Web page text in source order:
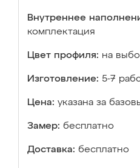
Внутреннее
комплектация
Цвет профиля: на
Изготовление: 5-7
Цена: указана за
Замер: бесплатно
Доставка: бесплатно